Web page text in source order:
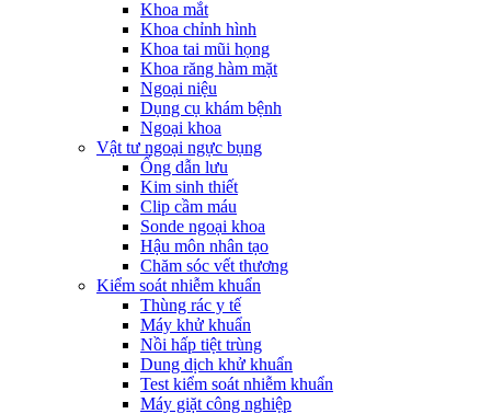
Khoa mắt
Khoa chỉnh hình
Khoa tai mũi họng
Khoa răng hàm mặt
Ngoại niệu
Dụng cụ khám bệnh
Ngoại khoa
Vật tư ngoại ngực bụng
Ống dẫn lưu
Kim sinh thiết
Clip cầm máu
Sonde ngoại khoa
Hậu môn nhân tạo
Chăm sóc vết thương
Kiểm soát nhiễm khuẩn
Thùng rác y tế
Máy khử khuẩn
Nồi hấp tiệt trùng
Dung dịch khử khuẩn
Test kiểm soát nhiễm khuẩn
Máy giặt công nghiệp